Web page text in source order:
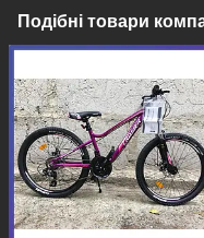
Подібні товари